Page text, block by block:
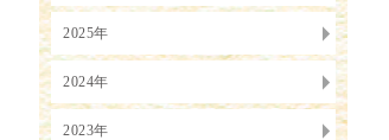
2025年
2024年
2023年